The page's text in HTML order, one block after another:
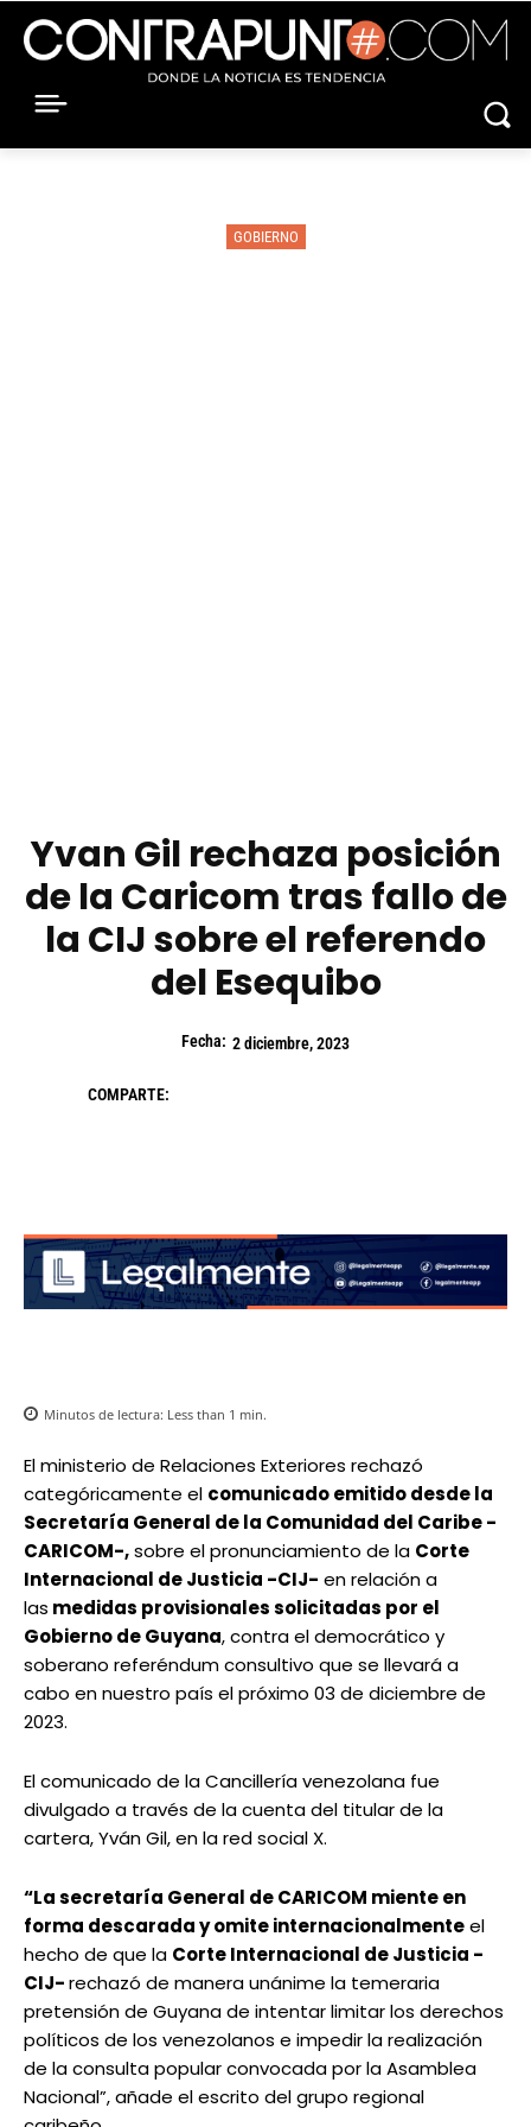
GOBIERNO
Yvan Gil rechaza posición
de la Caricom tras fallo de
la CIJ sobre el referendo
del Esequibo
Fecha: 2 diciembre, 2023
COMPARTE:
Minutos de lectura: Less than 1 min.
El ministerio de Relaciones Exteriores rechazó
categóricamente el comunicado emitido desde la
Secretaría General de la Comunidad del Caribe -
CARICOM-,sobre el pronunciamiento de la Corte
Internacional de Justicia -CIJ- en relación a
las medidas provisionales solicitadas por el
Gobierno de Guyana, contra el democrático y
soberano referéndum consultivo que se llevará a
cabo en nuestro país el próximo 03 de diciembre de
2023.
El comunicado de la Cancillería venezolana fue
divulgado a través de la cuenta del titular de la
cartera, Yván Gil, en la red social X.
“La secretaría General de CARICOM miente en
forma descarada y omite internacionalmenteel
hecho de que la Corte Internacional de Justicia -
CIJ-rechazó de manera unánime la temeraria
pretensión de Guyana de intentar limitar los derechos
políticos de los venezolanos e impedir la realización
de la consulta popular convocada por la Asamblea
Nacional”, añade el escrito del grupo regional